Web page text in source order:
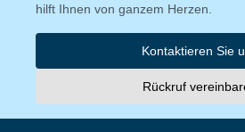
hilft Ihnen von ganzem Herzen.
Kontaktieren Sie
Rückruf